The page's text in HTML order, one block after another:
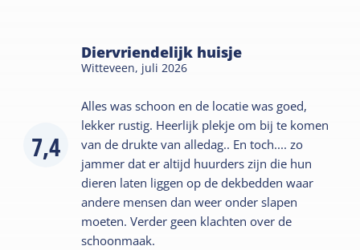
7,4
Diervriendelijk huisje
Witteveen, juli 2026
Alles was schoon en de locatie was goed,
lekker rustig. Heerlijk plekje om bij te komen
van de drukte van alledag.. En toch.... zo
jammer dat er altijd huurders zijn die hun
dieren laten liggen op de dekbedden waar
andere mensen dan weer onder slapen
moeten. Verder geen klachten over de
schoonmaak.